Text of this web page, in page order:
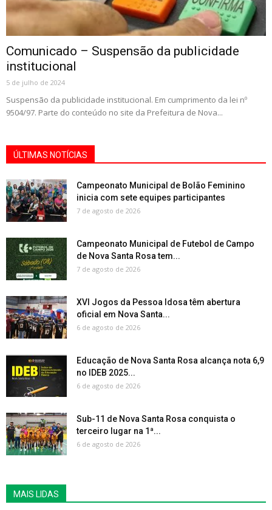
Comunicado – Suspensão da publicidade
institucional
5 de julho de 2024
Suspensão da publicidade institucional. Em cumprimento da lei nº
9504/97. Parte do conteúdo no site da Prefeitura de Nova...
ÚLTIMAS NOTÍCIAS
Campeonato Municipal de Bolão Feminino
inicia com sete equipes participantes
7 de agosto de 2026
Campeonato Municipal de Futebol de Campo
de Nova Santa Rosa tem...
7 de agosto de 2026
XVI Jogos da Pessoa Idosa têm abertura
oficial em Nova Santa...
6 de agosto de 2026
Educação de Nova Santa Rosa alcança nota 6,9
no IDEB 2025...
6 de agosto de 2026
Sub-11 de Nova Santa Rosa conquista o
terceiro lugar na 1ª...
6 de agosto de 2026
MAIS LIDAS